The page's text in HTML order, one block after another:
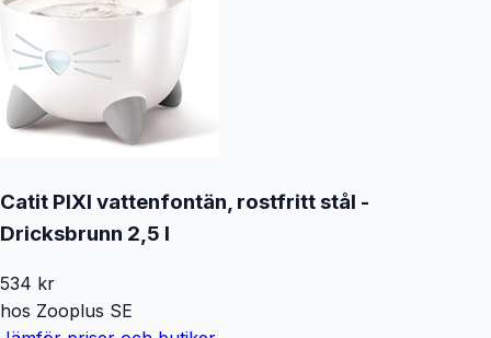
Catit PIXI vattenfontän, rostfritt stål -
Dricksbrunn 2,5 l
534 kr
hos Zooplus SE